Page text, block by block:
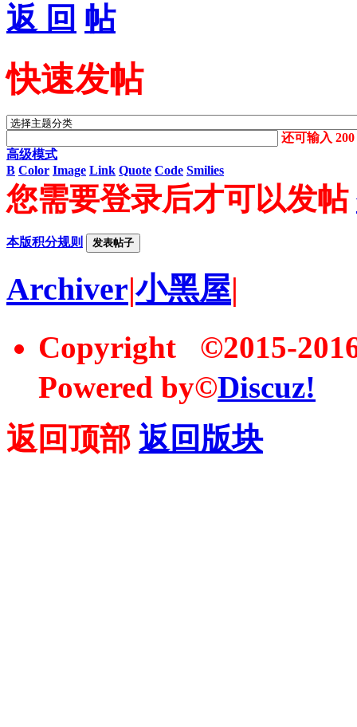
返 回
快速发帖
还可输入200
高级模式
B Color Image Link Quote Code Smilies
您需要登录后才可以发帖
本版积分规则 发表帖子
Archiver|小黑屋|
Copyright ©2015-
Powered by©Discuz!
返回顶部 返回版块